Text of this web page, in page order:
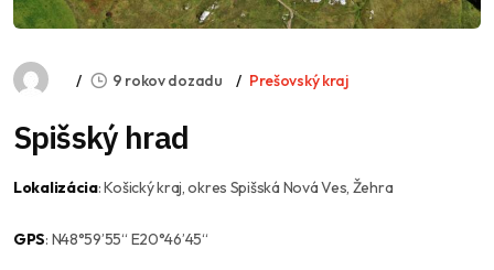
9 rokov dozadu Prešovský kraj
Spišský hrad
Lokalizácia: Košický kraj, okres Spišská Nová Ves, Žehra
GPS: N48°59’55“ E20°46’45“